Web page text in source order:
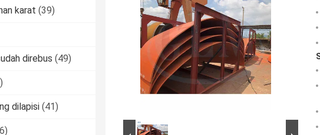
karat (39)
direbus (49)
dilapisi (41)